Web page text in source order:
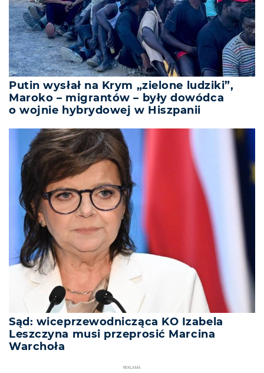
Putin wysłał na Krym „zielone ludziki”,
Maroko – migrantów – były dowódca
o wojnie hybrydowej w Hiszpanii
Sąd: wiceprzewodnicząca KO Izabela
Leszczyna musi przeprosić Marcina
Warchoła
REKLAMA